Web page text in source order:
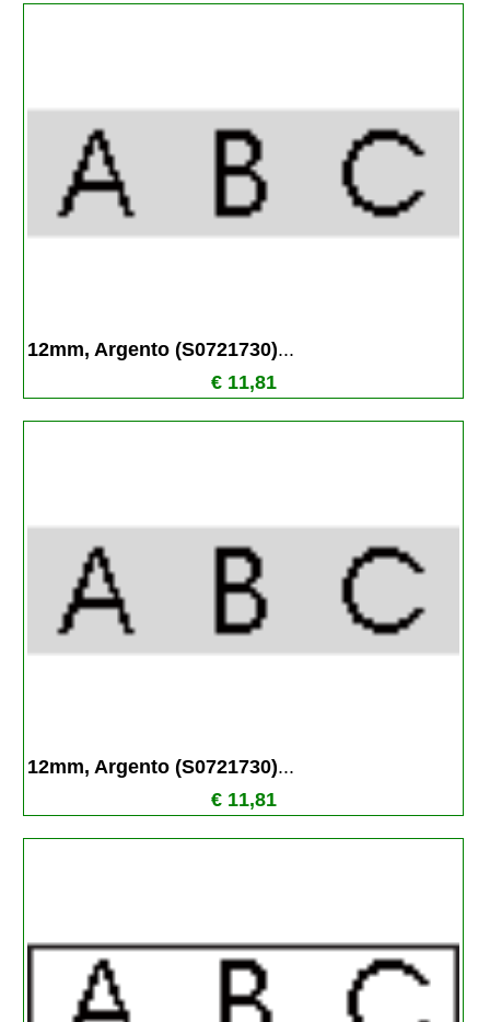
12mm, Argento (S0721730)...
€ 11,81
12mm, Argento (S0721730)...
€ 11,81